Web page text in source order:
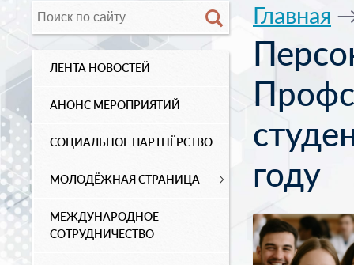
ЛЕНТА НОВОСТЕЙ
АНОНС МЕРОПРИЯТИЙ
СОЦИАЛЬНОЕ ПАРТНЁРСТВО
МОЛОДЁЖНАЯ СТРАНИЦА
МЕЖДУНАРОДНОЕ
СОТРУДНИЧЕСТВО
Главная
году